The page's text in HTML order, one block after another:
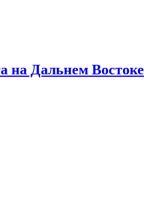
на Дальнем Востоке